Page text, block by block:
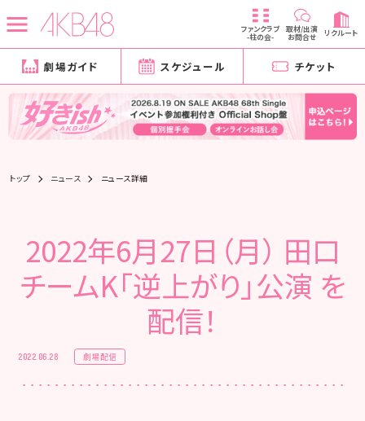
ファンクラブ
-柱の会-
取材/出演
お問合せ リクルート
劇場ガイド スケジュール チケット
トップ ニュース ニュース詳細
2022年6月27日（月） 田口
チームK「逆上がり」公演 を
配信！
2022.06.28 劇場配信